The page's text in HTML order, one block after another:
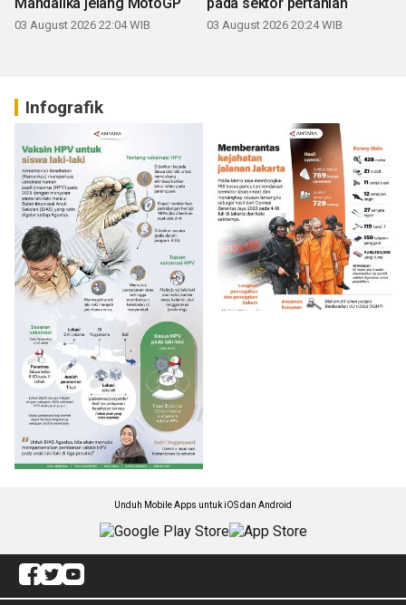
03 August 2026 22:04 WIB 03 August 2026 20:24 WIB
Infografik
Unduh Mobile Apps untuk iOS dan Android